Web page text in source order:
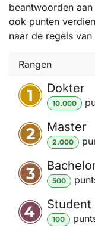
beantwoorden
ook punten
naar de regels
Rangen
Dokter
10.000
Master
2.000
500 punt
Student
100 punt